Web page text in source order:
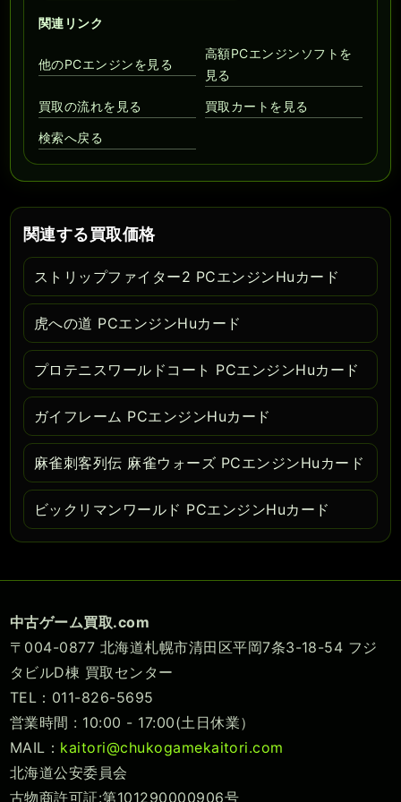
関連リンク
他のPCエンジンを見る
高額PCエンジンソフトを
見る
買取の流れを見る 買取カートを見る
検索へ戻る
関連する買取価格
ストリップファイター2 PCエンジンHuカード
虎への道 PCエンジンHuカード
プロテニスワールドコート PCエンジンHuカード
ガイフレーム PCエンジンHuカード
麻雀刺客列伝 麻雀ウォーズ PCエンジンHuカード
ビックリマンワールド PCエンジンHuカード
中古ゲーム買取.com
〒004-0877 北海道札幌市清田区平岡7条3-18-54 フジ
タビルD棟 買取センター
TEL：011-826-5695
営業時間 : 10:00 - 17:00(土日休業）
MAIL： kaitori@chukogamekaitori.com
北海道公安委員会
古物商許可証:第101290000906号